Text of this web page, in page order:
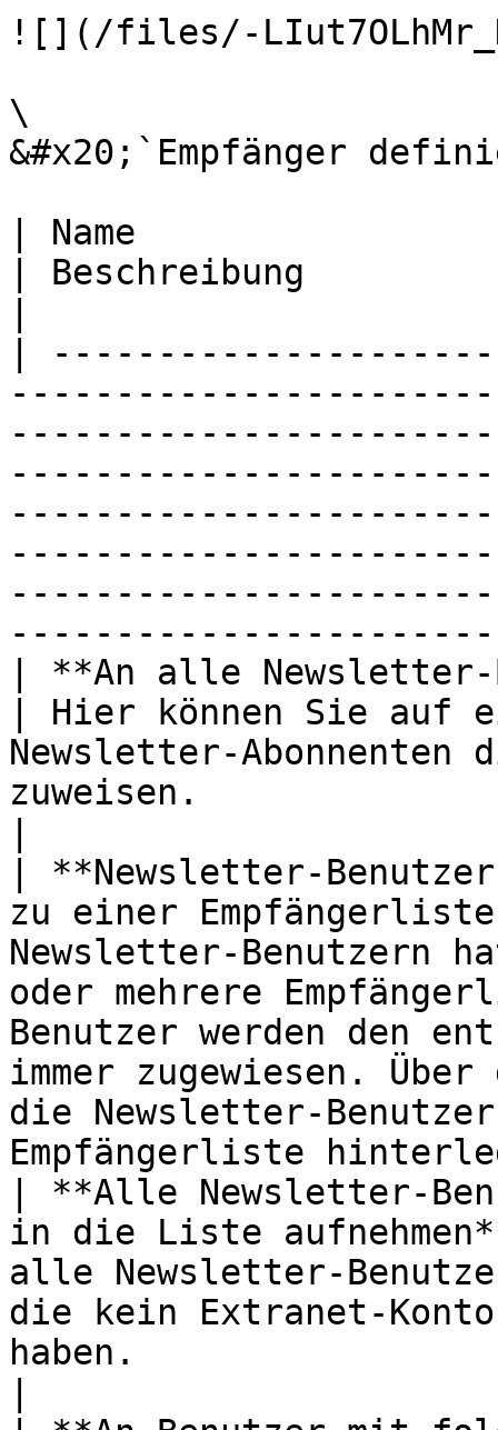
![](/files/-
\
&#x20;`Empfänger
| Name
| Beschreibung
|
| **An alle Newsletter-
| Hier können Sie auf
Newsletter-Abonnenten
zuweisen.
| **Newsletter-
zu einer
Newsletter-Benutzern
oder mehrere
Benutzer werden den
immer zugewiesen.
die Newsletter-
Empfängerliste
| **Alle Newsletter-
in die Liste
alle Newsletter-
die kein Extranet-
haben.